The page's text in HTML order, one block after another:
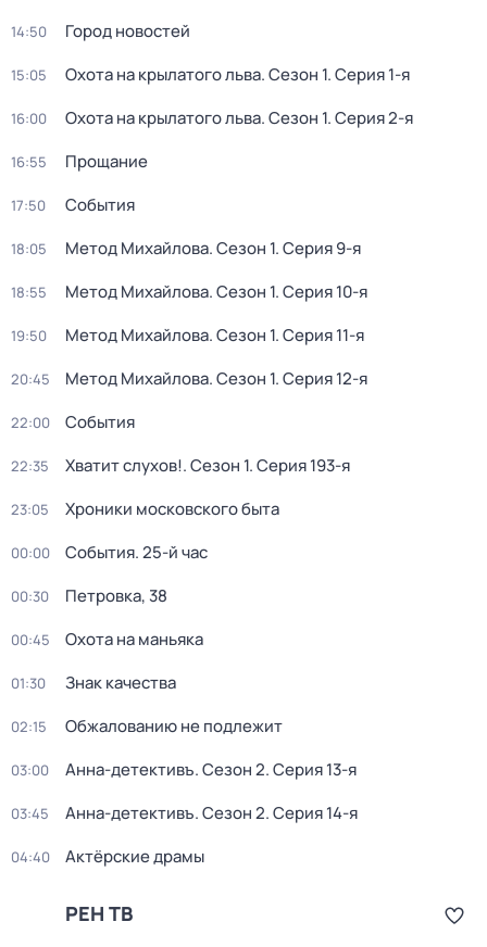
14:50 Город новостей
15:05 Охота на крылатого льва. Сезон 1. Серия 1-я
16:00 Охота на крылатого льва. Сезон 1. Серия 2-я
16:55 Прощание
17:50 События
18:05 Метод Михайлова. Сезон 1. Серия 9-я
18:55 Метод Михайлова. Сезон 1. Серия 10-я
19:50 Метод Михайлова. Сезон 1. Серия 11-я
20:45 Метод Михайлова. Сезон 1. Серия 12-я
22:00 События
22:35 Хватит слухов!. Сезон 1. Серия 193-я
23:05 Хроники московского быта
00:00 События. 25-й час
00:30 Петровка, 38
00:45 Охота на маньяка
01:30 Знак качества
02:15 Обжалованию не подлежит
03:00 Анна-детективъ. Сезон 2. Серия 13-я
03:45 Анна-детективъ. Сезон 2. Серия 14-я
04:40 Актёрские драмы
РЕН ТВ